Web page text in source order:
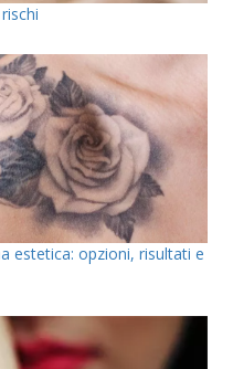
estetica: opzioni, risultati e